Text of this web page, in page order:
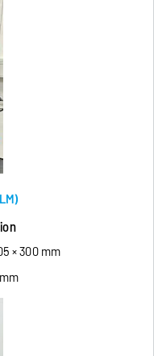
× 300 mm